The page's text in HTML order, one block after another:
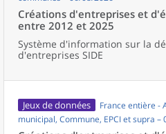
Créations d'entreprises et
entre 2012 et 2025
Système d'information sur la
d'entreprises SIDE
Jeux de données
France entière -
municipal, Commune, EPCI et supra –